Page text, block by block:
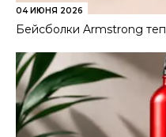
04 ИЮНЯ 2026
Бейсболки Armstrong